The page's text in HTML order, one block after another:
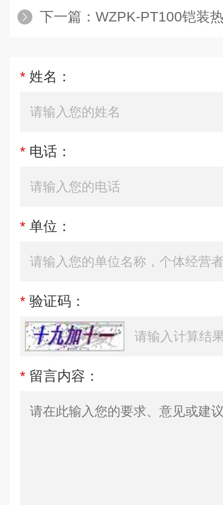
下一篇： WZPK-PT100铠装
* 姓名：
* 电话：
* 单位：
* 验证码：
* 留言内容：